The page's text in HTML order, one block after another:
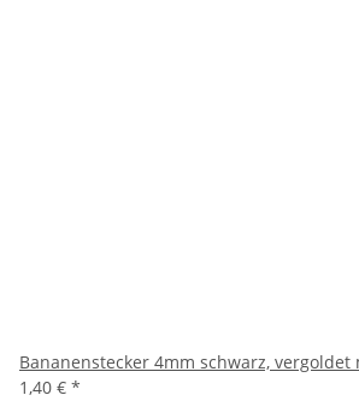
Bananenstecker 4mm schwarz,
1,40 € *